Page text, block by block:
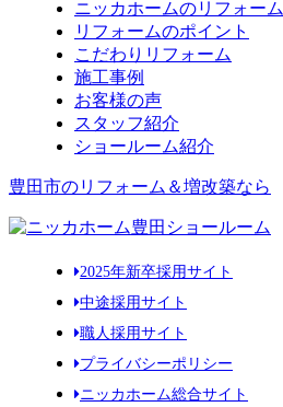
ニッカホームのリフォーム
リフォームのポイント
こだわりリフォーム
施工事例
お客様の声
スタッフ紹介
ショールーム紹介
豊田市のリフォーム＆増改築なら
2025年新卒採用サイト
中途採用サイト
職人採用サイト
プライバシーポリシー
ニッカホーム総合サイト